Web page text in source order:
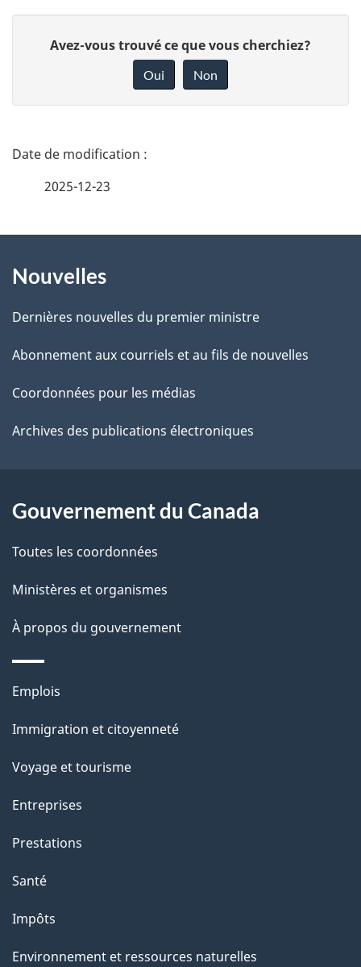
z
t
r
e
r
t
r
a
i
o
s
c
e
t
e
a
g
Avez-vous trouvé ce que vous cherchiez?
Oui Non
D
i
l
s
d
e
a
p
a
g
e
2025-12-23
propos
de
ce
site
Nouvelles
Dernières nouvelles du premier ministre
Abonnement aux courriels et au fils de nouvelles
Coordonnées pour les médias
Archives des publications électroniques
Gouvernement du Canada
Toutes les coordonnées
Ministères et organismes
À propos du gouvernement
Thèmes
sujets
Emplois
Immigration et citoyenneté
Voyage et tourisme
Entreprises
Prestations
Santé
Impôts
Environnement et ressources naturelles